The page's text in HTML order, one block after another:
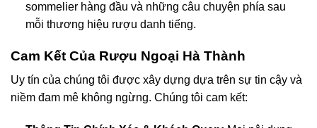
sommelier hàng đầu và những câu chuyện phía sau
mỗi thương hiệu rượu danh tiếng.
Cam Kết Của Rượu Ngoại Hà Thành
Uy tín của chúng tôi được xây dựng dựa trên sự tin cậy và
niềm đam mê không ngừng. Chúng tôi cam kết: